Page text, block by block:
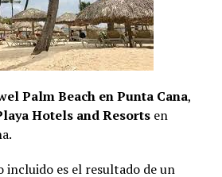
Palm Beach en Punta Cana,
Hotels and Resortsen
es el resultado de un